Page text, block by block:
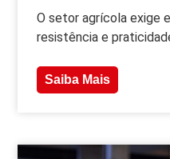
O setor agrícola exige
resistência e
Saiba Mais